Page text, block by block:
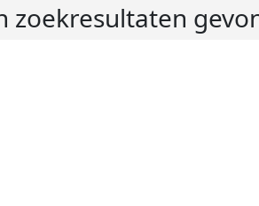
zoekresultaten